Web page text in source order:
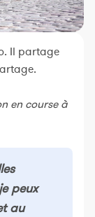
Il partage
en course à
peux
au